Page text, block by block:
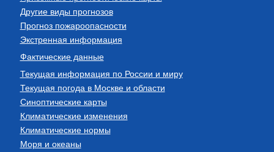
Другие виды прогнозов
Прогноз пожароопасности
Экстренная информация
Фактические данные
Текущая информация по России и миру
Текущая погода в Москве и области
Синоптические карты
Климатические изменения
Климатические нормы
Моря и океаны